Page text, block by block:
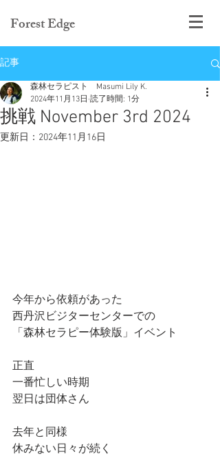
Forest Edge
記事
挑戦 November 3rd 2024
森林セラピスト Masumi Lily K.
2024年11月13日 読了時間: 1分
更新日： 2024年11月16日
今年から依頼があった
西丹沢ビジターセンターでの
「森林セラピー体験版」イベント
正直
一番忙しい時期
翌日は団体さん
去年と同様
休みない日々が続く